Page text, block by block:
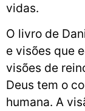
vidas.
O livro de
e visões que
visões de
Deus tem o
humana. A